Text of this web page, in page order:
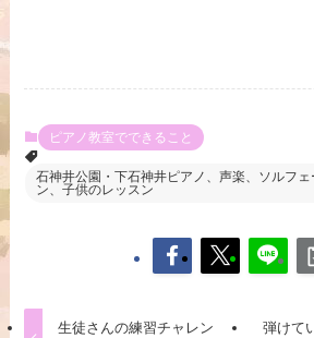
ピアノ教室でできること
石神井公園・下石神井ピアノ、声楽、ソルフ
ン、子供のレッスン
生徒さんの練習チャレン
弾けて